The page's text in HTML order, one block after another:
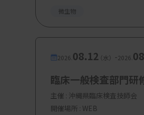
微生物
2026. 08.12（水） -2026.
臨床一般検査部門研
主催 : 沖縄県臨床検査技師会
開催場所 : WEB